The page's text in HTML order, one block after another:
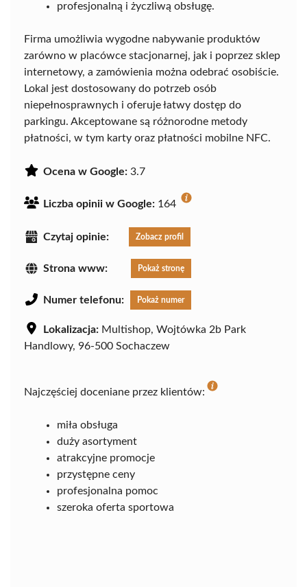
profesjonalną i życzliwą obsługę.
Firma umożliwia wygodne nabywanie produktów
zarówno w placówce stacjonarnej, jak i poprzez sklep
internetowy, a zamówienia można odebrać osobiście.
Lokal jest dostosowany do potrzeb osób
niepełnosprawnych i oferuje łatwy dostęp do
parkingu. Akceptowane są różnorodne metody
płatności, w tym karty oraz płatności mobilne NFC.
Ocena w Google: 3.7
Liczba opinii w Google: 164
Czytaj opinie: Zobacz profil
Strona www: Pokaż stronę
Numer telefonu: Pokaż numer
Lokalizacja: Multishop, Wojtówka 2b Park
Handlowy, 96-500 Sochaczew
Najczęściej doceniane przez klientów:
miła obsługa
duży asortyment
atrakcyjne promocje
przystępne ceny
profesjonalna pomoc
szeroka oferta sportowa